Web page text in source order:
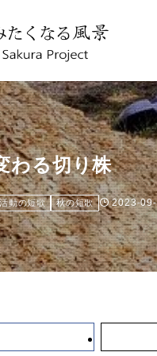
わる切り株
動の短歌 秋の短歌 2023-